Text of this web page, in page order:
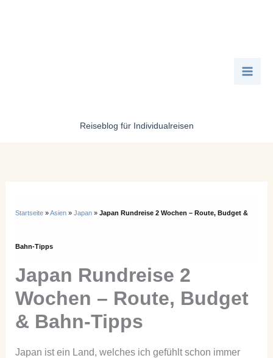
Reiseblog für Individualreisen
Startseite»Asien» Japan» Japan Rundreise 2 Wochen – Route, Budget &
Bahn-Tipps
Japan Rundreise 2
Wochen – Route, Budget
& Bahn-Tipps
Japan ist ein Land, welches ich gefühlt schon immer